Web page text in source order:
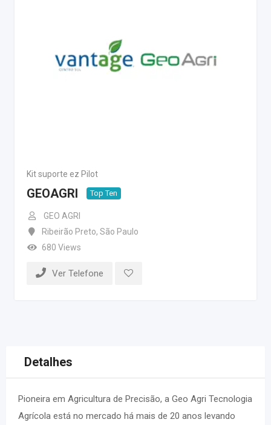
Kit suporte ez Pilot
GEOAGRI Top Ten
GEO AGRI
Ribeirão Preto, São Paulo
680 Views
Ver Telefone
Detalhes
Pioneira em Agricultura de Precisão, a Geo Agri Tecnologia
Agrícola está no mercado há mais de 20 anos levando